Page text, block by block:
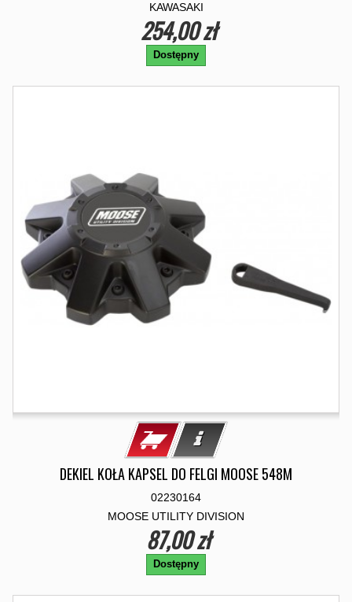
KAWASAKI
254,00 zł
Dostępny
DEKIEL KOŁA KAPSEL DO FELGI MOOSE 548M
02230164
MOOSE UTILITY DIVISION
87,00 zł
Dostępny